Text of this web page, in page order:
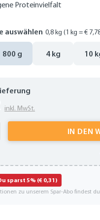
Proteinvielfalt
auswählen 0,8 kg(1 kg = €
800 g 4 kg 10
inkl. MwSt.
Anzahl: Gib den
IN DEN
sparst 5% (€ 0,31)
zu unserem Spar-Abo findest